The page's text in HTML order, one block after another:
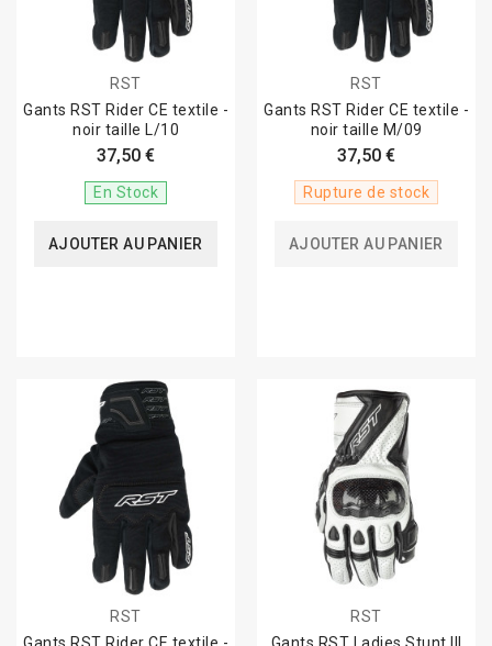
RST
Gants RST Rider CE textile -
noir taille L/10
37,50 €
En Stock
AJOUTER AU PANIER
RST
Gants RST Rider CE textile -
noir taille M/09
37,50 €
Rupture de stock
AJOUTER AU PANIER
RST
RST